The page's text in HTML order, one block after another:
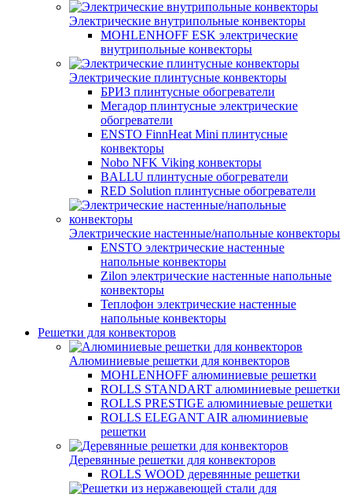
Электрические внутрипольные конвекторы
MOHLENHOFF ESK электрические
внутрипольные конвекторы
Электрические плинтусные конвекторы
БРИЗ плинтусные обогреватели
Мегадор плинтусные электрические
обогреватели
ENSTO FinnHeat Mini плинтусные
конвекторы
Nobo NFK Viking конвекторы
BALLU плинтусные обогреватели
RED Solution плинтусные обогреватели
Электрические настенные/напольные конвекторы
ENSTO электрические настенные
напольные конвекторы
Zilon электрические настенные напольные
конвекторы
Теплофон электрические настенные
напольные конвекторы
Решетки для конвекторов
Алюминиевые решетки для конвекторов
MOHLENHOFF алюминиевые решетки
ROLLS STANDART алюминиевые решетки
ROLLS PRESTIGE алюминиевые решетки
ROLLS ELEGANT AIR алюминиевые
решетки
Деревянные решетки для конвекторов
ROLLS WOOD деревянные решетки